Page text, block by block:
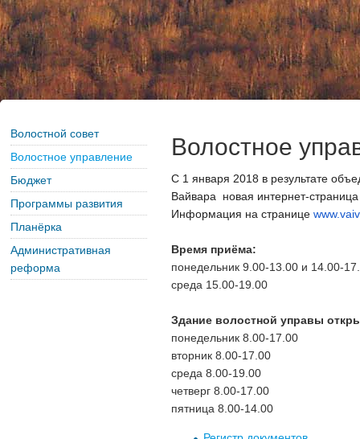
Волостной совет
Волостное управление
Бюджет
Программы развития
Планёрка
Административная
реформа
Волостное
С 1 января 2018 в результате
Вайвара новая интернет-
Информация на странице
Время приёма:
понедельник 9.00-13.00 и 14.00-
среда 15.00-19.00
Здание волостной управы
понедельник 8.00-17.00
вторник 8.00-17.00
среда 8.00-19.00
четверг 8.00-17.00
пятница 8.00-14.00